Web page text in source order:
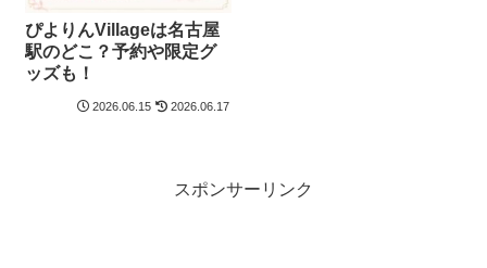
ぴよりんVillageは名古屋
駅のどこ？予約や限定グ
ッズも！
2026.06.15 2026.06.17
スポンサーリンク